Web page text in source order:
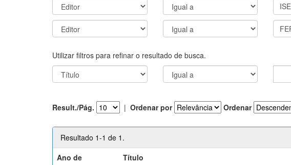
Utilizar filtros para refinar o resultado de busca.
Result./Pág. | Ordenar por Ordenar
Resultado 1-1 de 1.
Ano de
Título